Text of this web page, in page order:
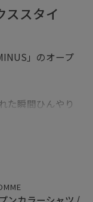
ススタイ
」のオープ
た瞬間ひんやり
の清潔感と程よ
がら存在感の
ンツを合わせ